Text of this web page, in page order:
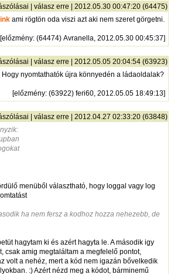
|válasz erre | 2012.05.30 00:47:20 (64475)
link ami rögtön oda viszi azt aki nem szeret görgetni.
[előzmény: (64474) Avranella, 2012.05.30 00:45:37]
|válasz erre | 2012.05.05 20:04:54 (63923)
nyomtathatók újra könnyedén a ládaoldalak?
[előzmény: (63922) feri60, 2012.05.05 18:49:13]
|válasz erre | 2012.04.27 02:33:20 (63848)
menüből választható, hogy loggal vagy log
ha nem fersz a kodhoz hozza nehezebb, de
hagytam ki és azért hagyta le. A második igy
csak amig megtaláltam a megfelelő pontot,
volt a nehéz, mert a kód nem igazán bővelkedik
:) Azért nézd meg a kódot, bárminemű